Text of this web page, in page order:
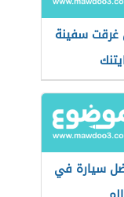
غرقت سفينة
سيارة في